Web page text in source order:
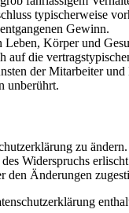
typischerweise
Gewinn.
Körper und
die
der Mitarbeiter
unberührt.
zu
Widerspruchs
den Änderungen